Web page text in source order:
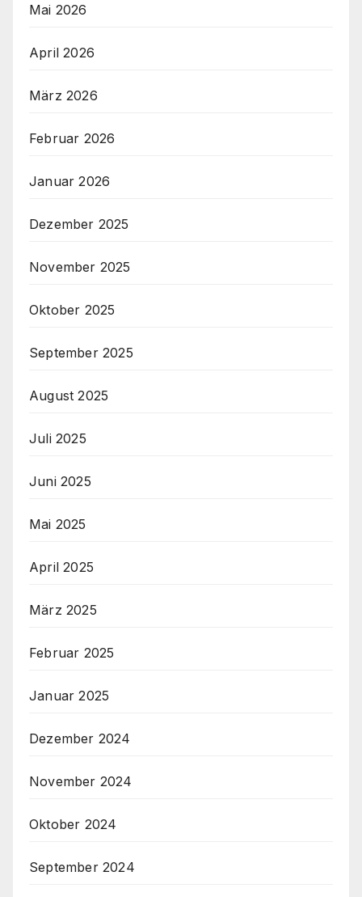
Mai 2026
April 2026
März 2026
Februar 2026
Januar 2026
Dezember 2025
November 2025
Oktober 2025
September 2025
August 2025
Juli 2025
Juni 2025
Mai 2025
April 2025
März 2025
Februar 2025
Januar 2025
Dezember 2024
November 2024
Oktober 2024
September 2024